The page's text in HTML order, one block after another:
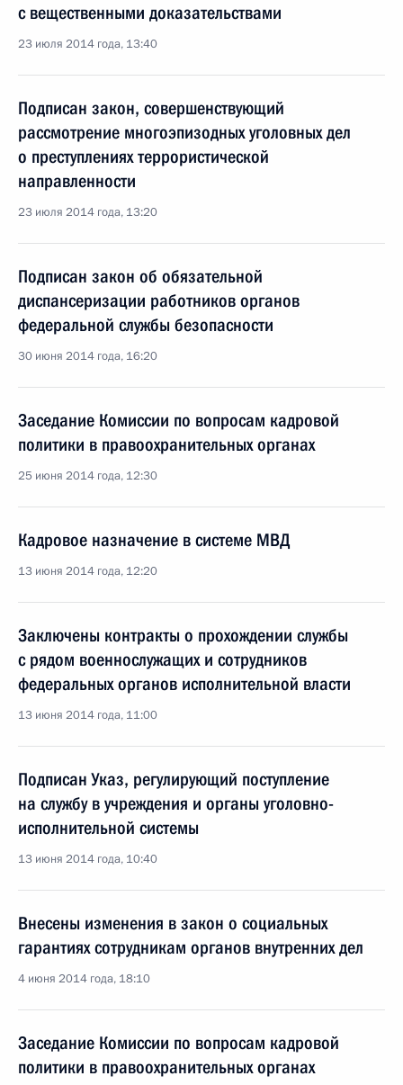
с вещественными доказательствами
23 июля 2014 года, 13:40
Подписан закон, совершенствующий
рассмотрение многоэпизодных уголовных дел
о преступлениях террористической
направленности
23 июля 2014 года, 13:20
Подписан закон об обязательной
диспансеризации работников органов
федеральной службы безопасности
30 июня 2014 года, 16:20
Заседание Комиссии по вопросам кадровой
политики в правоохранительных органах
25 июня 2014 года, 12:30
Кадровое назначение в системе МВД
13 июня 2014 года, 12:20
Заключены контракты о прохождении службы
с рядом военнослужащих и сотрудников
федеральных органов исполнительной власти
13 июня 2014 года, 11:00
Подписан Указ, регулирующий поступление
на службу в учреждения и органы уголовно-
исполнительной системы
13 июня 2014 года, 10:40
Внесены изменения в закон о социальных
гарантиях сотрудникам органов внутренних дел
4 июня 2014 года, 18:10
Заседание Комиссии по вопросам кадровой
политики в правоохранительных органах